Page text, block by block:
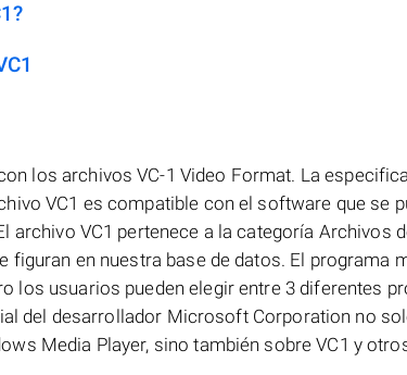
los archivos VC-1 Video Format. La
VC1 es compatible con el software que se
VC1 pertenece a la categoría Archivos
figuran en nuestra base de datos. El programa
los usuarios pueden elegir entre 3 diferentes
del desarrollador Microsoft Corporation no
Media Player, sino también sobre VC1 y